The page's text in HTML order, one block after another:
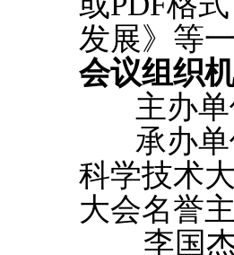
发展》等
会议组织
主办单
承办单
科学技术
大会名誉
李国杰